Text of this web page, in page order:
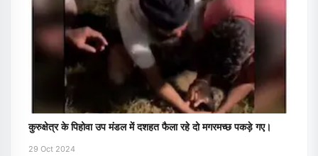
कुरुक्षेत्र के पिहोवा उप मंडल में दशहत फैला रहे दो मगरमच्छ पकड़े गए।
29 Oct 2024